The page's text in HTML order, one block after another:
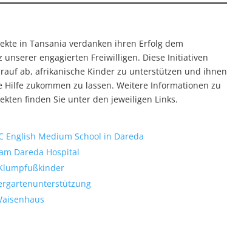
in Tansania verdanken ihren Erfolg dem
unserer engagierten Freiwilligen. Diese Initiativen
ab, afrikanische Kinder zu unterstützen und ihnen
zukommen zu lassen. Weitere Informationen zu
finden Sie unter den jeweiligen Links.
English Medium School in Dareda
Dareda Hospital